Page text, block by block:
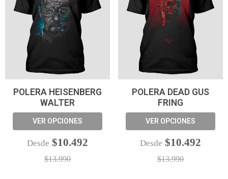
POLERA HEISENBERG
WALTER
VER OPCIONES
Desde $10.492
$13.990
POLERA DEAD GUS
FRING
VER OPCIONES
Desde $10.492
$13.990